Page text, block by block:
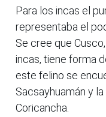
Para los incas el
representaba el
Se cree que
incas, tiene forma
este felino se
Sacsayhuamán y
Coricancha.